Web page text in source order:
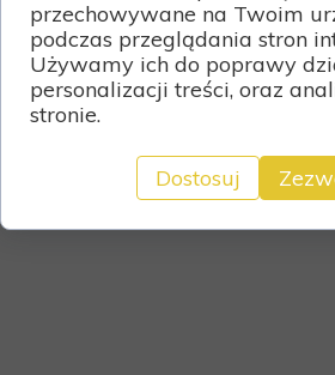
przechowywane na Twoim
podczas przeglądania stron
Używamy ich do poprawy
personalizacji treści, oraz
stronie.
Dostosuj